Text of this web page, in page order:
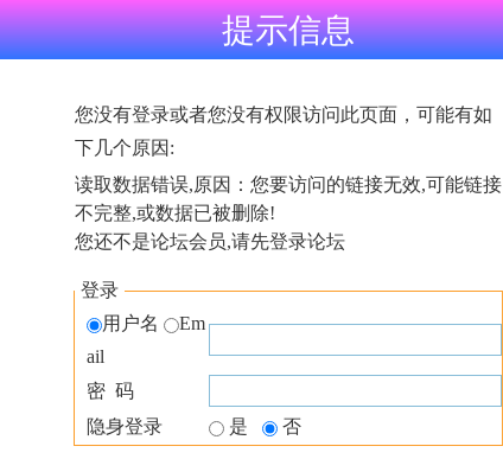
提示信息
您没有登录或者您没有权限访问此页面，可能有如
下几个原因:
读取数据错误,原因：您要访问的链接无效,可能链接
不完整,或数据已被删除!
您还不是论坛会员,请先登录论坛
登录
用户名
Em
ail
密 码
隐身登录
是 否